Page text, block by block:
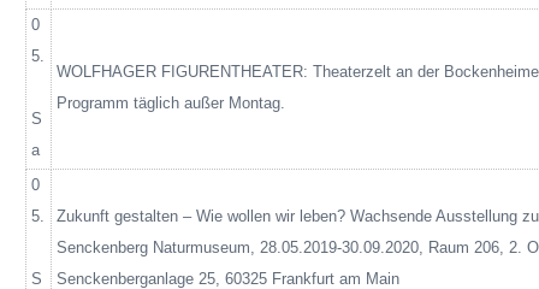
0
5.
S
a
WOLFHAGER FIGURENTHEATER: Theaterzelt an der
Programm täglich außer Montag.
0
5.
S
Zukunft gestalten – Wie wollen wir leben? Wachsende Ausstellung
Senckenberg Naturmuseum, 28.05.2019-30.09.2020, Raum 206, 2.
Senckenberganlage 25, 60325 Frankfurt am Main